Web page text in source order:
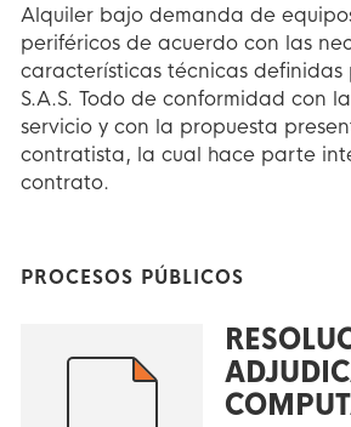
Alquiler bajo demanda de
periféricos de acuerdo con las
características técnicas definidas
S.A.S. Todo de conformidad con
servicio y con la propuesta
contratista, la cual hace parte
contrato.
PROCESOS PÚBLICOS